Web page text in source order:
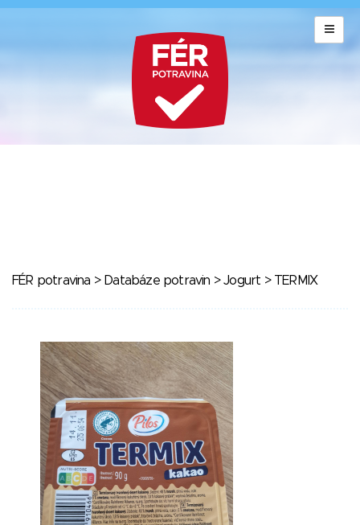
FÉR potravina > Databáze potravin >Jogurt > TERMIX